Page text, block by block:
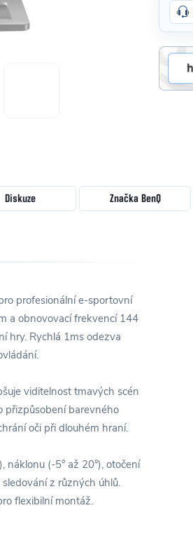
Diskuze ZnačkaBenQ
profesionální e-sportovní
a obnovovací frekvencí 144
hry. Rychlá 1ms odezva
viditelnost tmavých scén
přizpůsobení barevného
oči při dlouhém hraní.
(-5° až 20°), otočení
z různých úhlů.
flexibilní montáž.